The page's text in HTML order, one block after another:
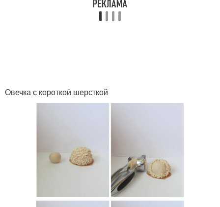
Овечка с короткой шерсткой